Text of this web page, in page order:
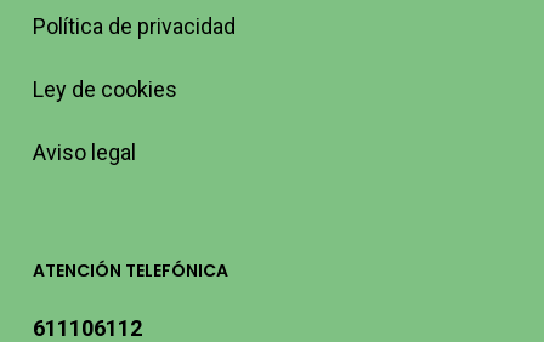
Política de privacidad
Ley de cookies
Aviso legal
ATENCIÓN TELEFÓNICA
611106112